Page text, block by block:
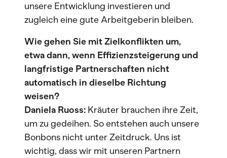
unsere Entwicklung investieren und
zugleich eine gute Arbeitgeberin bleiben.
Wie gehen Sie mit Zielkonflikten um,
etwa dann, wenn Effizienzsteigerung und
langfristige Partnerschaften nicht
automatisch in dieselbe Richtung
weisen?
Daniela Ruoss: Kräuter brauchen ihre Zeit,
um zu gedeihen. So entstehen auch unsere
Bonbons nicht unter Zeitdruck. Uns ist
wichtig, dass wir mit unseren Partnern